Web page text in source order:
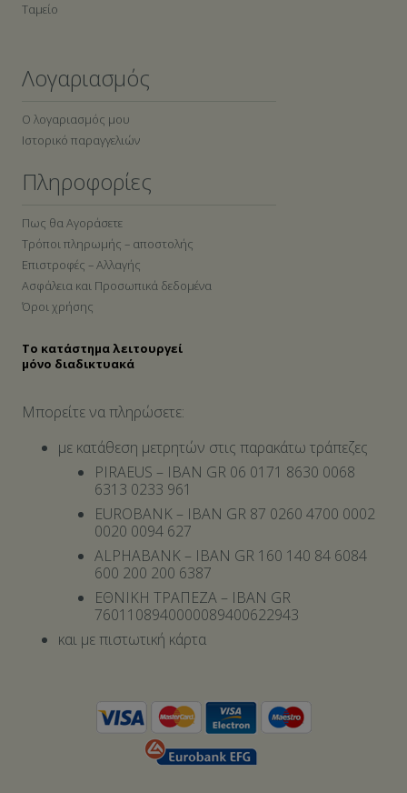
Ταμείο
Λογαριασμός
Ο λογαριασμός μου
Ιστορικό παραγγελιών
Πληροφορίες
Πως θα Αγοράσετε
Τρόποι πληρωμής – αποστολής
Επιστροφές – Αλλαγής
Ασφάλεια και Προσωπικά δεδομένα
Όροι χρήσης
Το κατάστημα λειτουργεί
μόνο διαδικτυακά
Μπορείτε να πληρώσετε:
με κατάθεση μετρητών στις παρακάτω τράπεζες
PIRAEUS – IBAN GR 06 0171 8630 0068
6313 0233 961
EUROBANK – IBAN GR 87 0260 4700 0002
0020 0094 627
ALPHABANK – IBAN GR 160 140 84 6084
600 200 200 6387
ΕΘΝΙΚΗ ΤΡΑΠΕΖΑ – IBAN GR
7601108940000089400622943
και με πιστωτική κάρτα